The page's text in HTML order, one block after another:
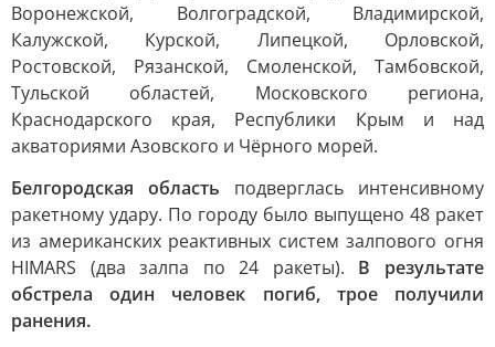
Воронежской, Волгоградской, Владимирской,
Калужской, Курской, Липецкой, Орловской,
Ростовской, Рязанской, Смоленской, Тамбовской,
Тульской областей, Московского региона,
Краснодарского края, Республики Крым и над
акваториями Азовского и Чёрного морей.
Белгородская область подверглась интенсивному
ракетному удару. По городу было выпущено 48 ракет
из американских реактивных систем залпового огня
HIMARS (два залпа по 24 ракеты). В результате
обстрела один человек погиб, трое получили
ранения.